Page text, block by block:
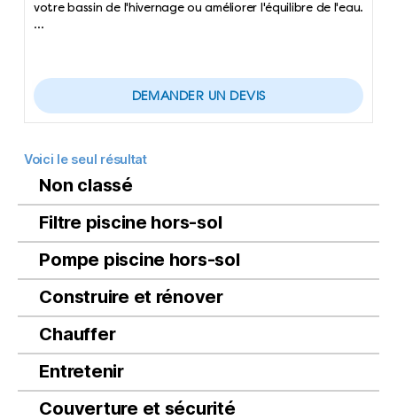
votre bassin de l'hivernage ou améliorer l'équilibre de l'eau.
…
DEMANDER UN DEVIS
Voici le seul résultat
Non classé
Filtre piscine hors-sol
Pompe piscine hors-sol
Construire et rénover
Chauffer
Entretenir
Couverture et sécurité